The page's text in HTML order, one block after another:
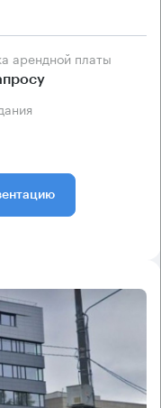
арендной платы